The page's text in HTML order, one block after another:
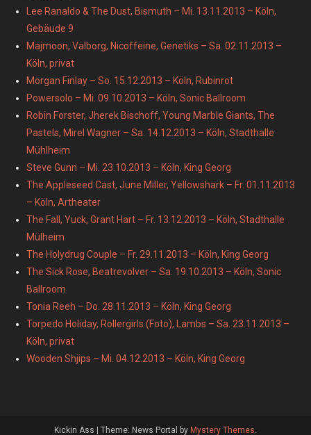
Lee Ranaldo & The Dust, Bismuth – Mi. 13.11.2013 – Köln,
Gebäude 9
Majmoon, Valborg, Nicoffeine, Genetiks – Sa. 02.11.2013 –
Köln, privat
Morgan Finlay – So. 15.12.2013 – Köln, Rubinrot
Powersolo – Mi. 09.10.2013 – Köln, Sonic Ballroom
Robin Forster, Jherek Bischoff, Young Marble Giants, The
Pastels, Mirel Wagner – Sa. 14.12.2013 – Köln, Stadthalle
Mühlheim
Steve Gunn – Mi. 23.10.2013 – Köln, King Georg
The Appleseed Cast, June Miller, Yellowshark – Fr. 01.11.2013
– Köln, Artheater
The Fall, Yuck, Grant Hart – Fr. 13.12.2013 – Köln, Stadthalle
Mülheim
The Holydrug Couple – Fr. 29.11.2013 – Köln, King Georg
The Sick Rose, Beatrevolver – Sa. 19.10.2013 – Köln, Sonic
Ballroom
Tonia Reeh – Do. 28.11.2013 – Köln, King Georg
Torpedo Holiday, Rollergirls (Foto), Lambs – Sa. 23.11.2013 –
Köln, privat
Wooden Shjips – Mi. 04.12.2013 – Köln, King Georg
Kickin Ass | Theme: News Portal by Mystery Themes